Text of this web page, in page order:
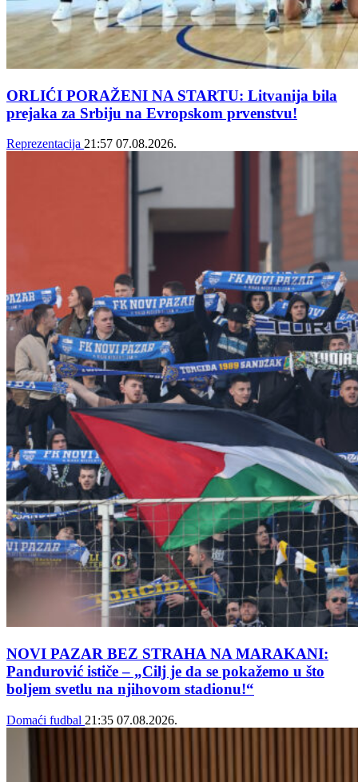
ORLIĆI PORAŽENI NA STARTU: Litvanija bila
prejaka za Srbiju na Evropskom prvenstvu!
Reprezentacija 21:57 07.08.2026.
NOVI PAZAR BEZ STRAHA NA MARAKANI:
Pandurović ističe – „Cilj je da se pokažemo u što
boljem svetlu na njihovom stadionu!“
Domaći fudbal 21:35 07.08.2026.